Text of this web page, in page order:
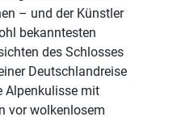
– und der Künstler
bekanntesten
des Schlosses
Deutschlandreise
Alpenkulisse mit
vor wolkenlosem